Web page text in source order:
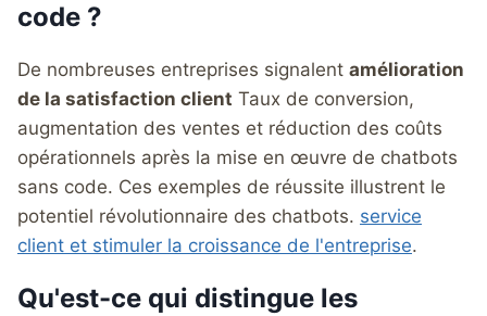
code ?
De nombreuses entreprises signalent amélioration
de la satisfaction client Taux de conversion,
augmentation des ventes et réduction des coûts
opérationnels après la mise en œuvre de chatbots
sans code. Ces exemples de réussite illustrent le
potentiel révolutionnaire des chatbots. service
client et stimuler la croissance de l'entreprise.
Qu'est-ce qui distingue les